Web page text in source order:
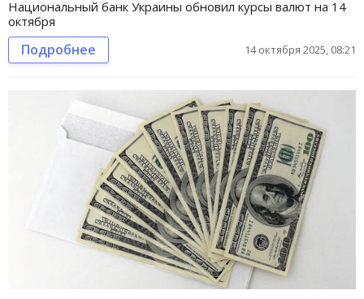
Национальный банк Украины обновил курсы валют на 14
октября
Подробнее 14 октября 2025, 08:21